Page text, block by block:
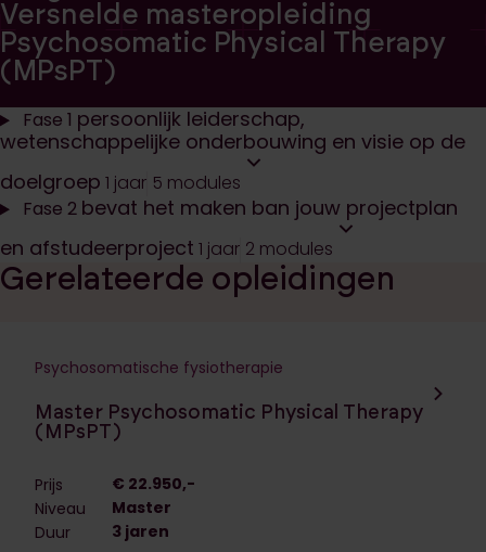
Versnelde masteropleiding
Psychosomatic Physical Therapy
(MPsPT)
Fase 1 persoonlijk leiderschap,
wetenschappelijke onderbouwing en visie op de
doelgroep 1 jaar 5 modules
Fase 2 bevat het maken ban jouw projectplan
en afstudeerproject 1 jaar 2 modules
Gerelateerde opleidingen
Psychosomatische fysiotherapie
Master Psychosomatic Physical Therapy
(MPsPT)
Prijs
€ 22.950,-
Niveau
Master
Duur
3 jaren